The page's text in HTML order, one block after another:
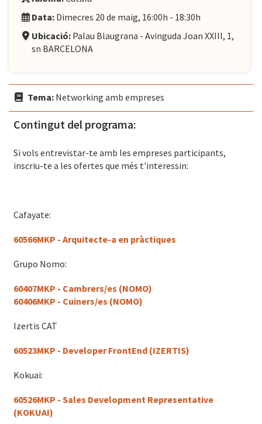
Data: Dimecres 20 de maig, 16:00h - 18:30h
Ubicació: Palau Blaugrana - Avinguda Joan XXIII, 1,
sn BARCELONA
Tema: Networking amb empreses
Contingut del programa:
Si vols entrevistar-te amb les empreses participants,
inscriu-te a les ofertes que més t'interessin:
Cafayate:
60566MKP - Arquitecte-a en pràctiques
Grupo Nomo:
60407MKP - Cambrers/es (NOMO)
60406MKP - Cuiners/es (NOMO)
Izertis CAT
60523MKP - Developer FrontEnd (IZERTIS)
Kokuai:
60526MKP - Sales Development Representative
(KOKUAI)